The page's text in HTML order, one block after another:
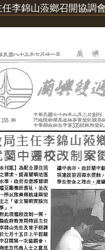
李錦山蒞鄉召開協調